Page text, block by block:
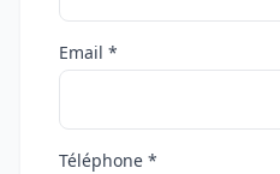
Email *
Téléphone *